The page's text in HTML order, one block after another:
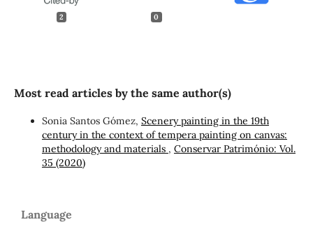
2 0
Most read articles by the same author(s)
Sonia Santos Gómez, Scenery painting in the 19th
century in the context of tempera painting on canvas:
methodology and materials , Conservar Património: Vol.
35 (2020)
Language